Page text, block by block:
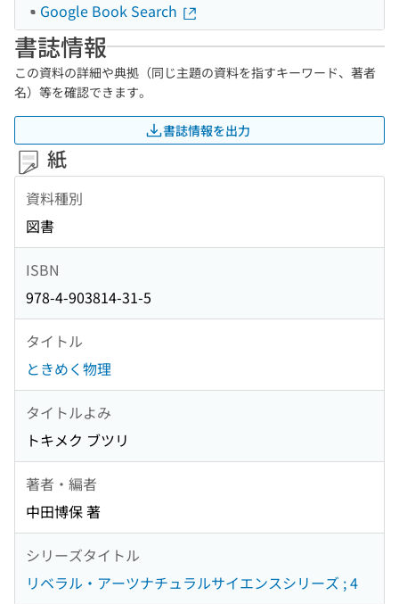
Google Book Search
書誌情報
この資料の詳細や典拠（同じ主題の資料を指すキーワード、著者
名）等を確認できます。
書誌情報を出力
紙
資料種別
図書
ISBN
978-4-903814-31-5
タイトル
ときめく物理
タイトルよみ
トキメク ブツリ
著者・編者
中田博保 著
シリーズタイトル
リベラル・アーツナチュラルサイエンスシリーズ ; 4